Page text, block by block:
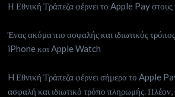
Η Εθνική Τράπεζα φέρνει το Apple Pay
Ένας ακόμα πιο ασφαλής και ιδιωτικός
iPhone και Apple Watch
H Εθνική Τράπεζα φέρνει σήμερα το Apple
ασφαλή και ιδιωτικό τρόπο πληρωμής. Πλέον,